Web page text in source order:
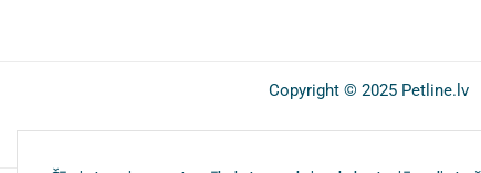
Copyright © 2025 Petline.lv